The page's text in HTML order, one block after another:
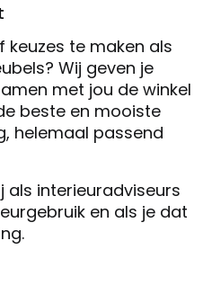
keuzes te maken als
Wij geven je
met jou de winkel
beste en mooiste
helemaal passend
als interieuradviseurs
en als je dat